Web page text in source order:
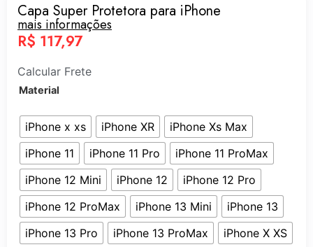
Capa Super Protetora para iPhone
mais informações
R$ 117,97
Calcular Frete
Material
iPhone x xs iPhone XR
iPhone Xs Max
iPhone 11
iPhone 11 Pro
iPhone 11 ProMax
iPhone 12 Mini
iPhone 12
iPhone 12 Pro
iPhone 12 ProMax
iPhone 13 Mini
iPhone 13
iPhone 13 Pro
iPhone 13 ProMax
iPhone X XS